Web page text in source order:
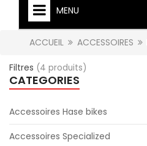
MENU
ACCUEIL ACCESSOIRES
Filtres (4 produits)
CATEGORIES
Accessoires Hase bikes
Accessoires Specialized